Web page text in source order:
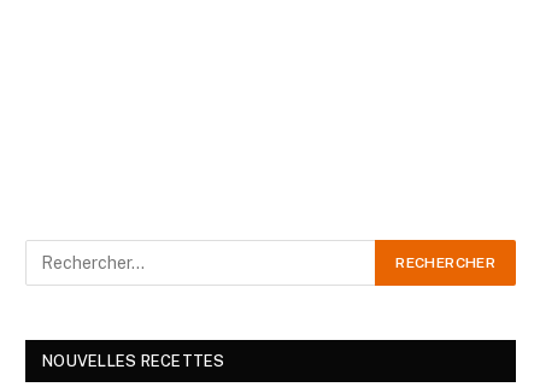
NOUVELLES RECETTES